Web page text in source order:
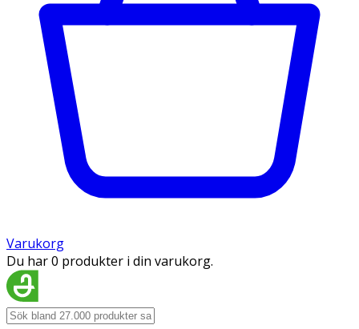
Varukorg
Du har 0 produkter i din varukorg.